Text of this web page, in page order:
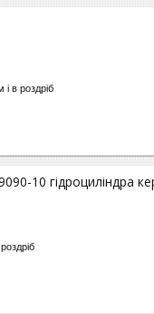
і в роздріб
10 гідроциліндра